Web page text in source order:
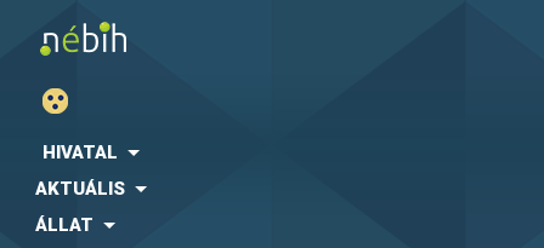
HIVATAL
AKTUÁLIS
ÁLLAT